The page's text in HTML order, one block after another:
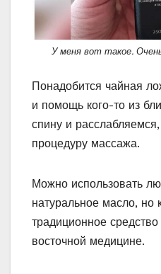
У меня вот такое.
Понадобится чайная
и помощь кого-то из
спину и
процедуру массажа.⠀
Можно использовать
натуральное масло, но
традиционное
восточной медицине.